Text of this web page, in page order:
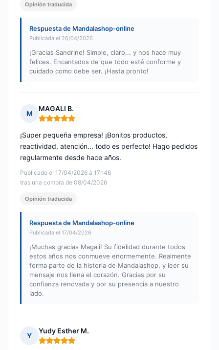
Opinión traducida
Respuesta de Mandalashop-online
Publicada el 26/04/2026
¡Gracias Sandrine! Simple, claro... y nos hace muy
felices. Encantados de que todo esté conforme y
cuidado como debe ser. ¡Hasta pronto!
M
MAGALI B.
Nota: 5 de 5
Publicado el 17/04/2026 à 17h46
tras una compra de 08/04/2026
¡Super pequeña empresa! ¡Bonitos productos,
reactividad, atención... todo es perfecto! Hago pedidos
regularmente desde hace años.
Opinión traducida
Respuesta de Mandalashop-online
Publicada el 17/04/2026
¡Muchas gracias Magali! Su fidelidad durante todos
estos años nos conmueve enormemente. Realmente
forma parte de la historia de Mandalashop, y leer su
mensaje nos llena el corazón. Gracias por su
confianza renovada y por su presencia a nuestro
lado.
Y
Yudy Esther M.
Nota: 5 de 5